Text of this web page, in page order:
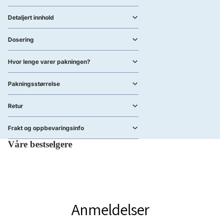
Detaljert innhold
Dosering
Hvor lenge varer pakningen?
Pakningsstørrelse
Retur
Frakt og oppbevaringsinfo
Våre bestselgere
Anmeldelser